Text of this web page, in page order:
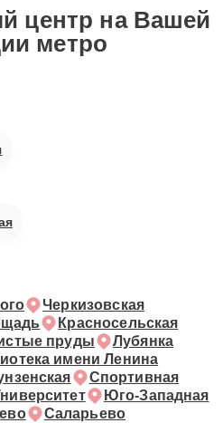
центр на Вашей
метро
Черкизовская
Красносельская
пруды
Лубянка
имени Ленина
Спортивная
Юго-Западная
Саларьево